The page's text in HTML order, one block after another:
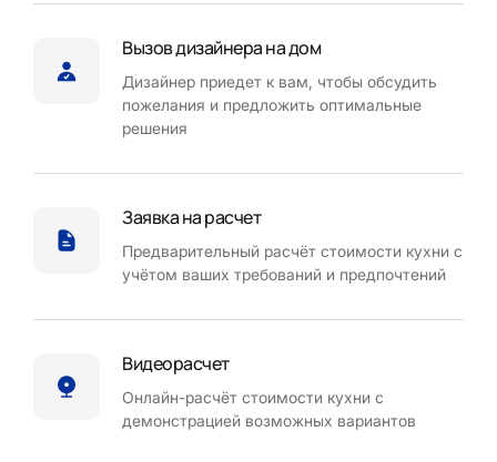
Вызов дизайнера на дом
Дизайнер приедет к вам, чтобы обсудить
пожелания и предложить оптимальные
решения
Заявка на расчет
Предварительный расчёт стоимости кухни с
учётом ваших требований и предпочтений
Видеорасчет
Онлайн-расчёт стоимости кухни с
демонстрацией возможных вариантов